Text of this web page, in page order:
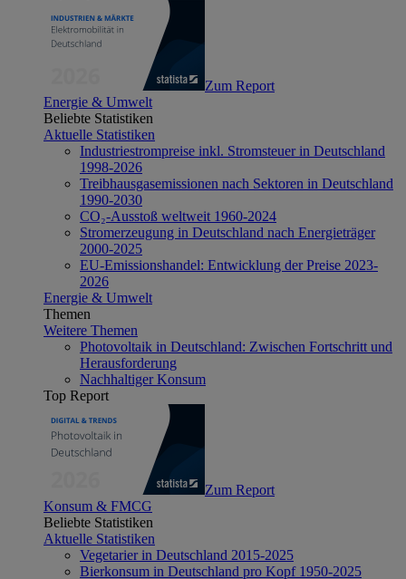
Zum Report
Energie & Umwelt
Beliebte Statistiken
Aktuelle Statistiken
Industriestrompreise inkl. Stromsteuer in Deutschland
1998-2026
Treibhausgasemissionen nach Sektoren in Deutschland
1990-2030
CO₂-Ausstoß weltweit 1960-2024
Stromerzeugung in Deutschland nach Energieträger
2000-2025
EU-Emissionshandel: Entwicklung der Preise 2023-
2026
Energie & Umwelt
Themen
Weitere Themen
Photovoltaik in Deutschland: Zwischen Fortschritt und
Herausforderung
Nachhaltiger Konsum
Top Report
Zum Report
Konsum & FMCG
Beliebte Statistiken
Aktuelle Statistiken
Vegetarier in Deutschland 2015-2025
Bierkonsum in Deutschland pro Kopf 1950-2025